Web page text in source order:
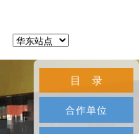
目 录
合作单位